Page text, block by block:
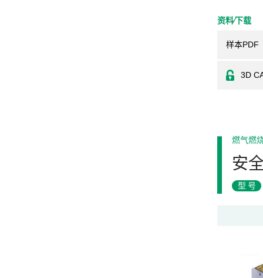
资料⁄下载
样本PDF
3D
燃气燃
安
型号